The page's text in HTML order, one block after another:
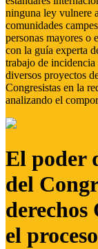
ninguna ley vulnere
comunidades
personas mayores o
con la guía experta
trabajo de
diversos proyectos
Congresistas en la
analizando el
El poder
del
el